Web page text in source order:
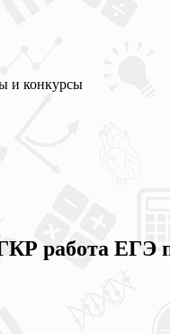
и конкурсы
работа ЕГЭ